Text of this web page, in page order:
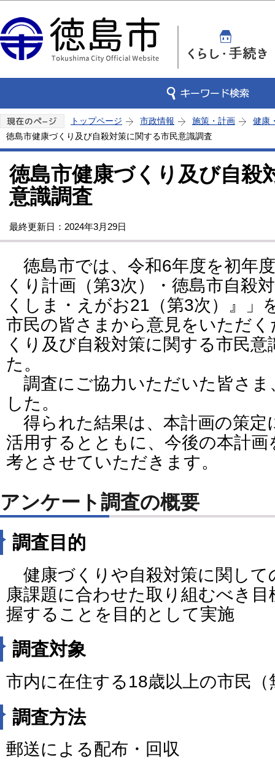
トップページ 市政情報 施策・計画
健康
徳島市健康づくり及び自殺対策に関する市民意識調査
徳島市健康づくり及び自殺
意識調査
最終更新日：2024年3月29日
徳島市では、令和6年度を初年
くり計画（第3次）・徳島市自殺
くしま・えがお21（第3次）』」
市民の皆さまから意見をいただ
くり及び自殺対策に関する市民
た。
調査にご協力いただいた皆さま
した。
得られた結果は、本計画の策定
活用するとともに、今後の本計
考とさせていただきます。
アンケート調査の概要
調査目的
健康づくりや自殺対策に関して
康課題に合わせた取り組むべき
握することを目的として実施
調査対象
市内に在住する18歳以上の市民（
調査方法
郵送による配布・回収